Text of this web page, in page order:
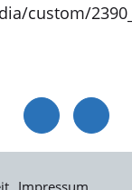
custom/